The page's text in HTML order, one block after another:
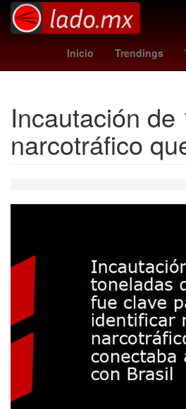
Inicio Trendings
Incautación
narcotráfico